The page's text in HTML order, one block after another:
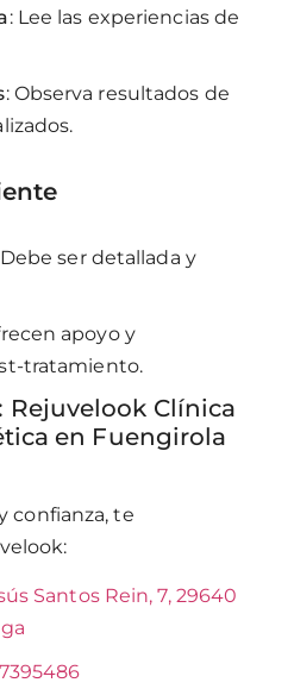
: Lee las experiencias de
: Observa resultados de
Debe ser detallada y
apoyo y
tratamiento.
Rejuvelook Clínica
en Fuengirola
confianza, te
Santos Rein, 7, 29640